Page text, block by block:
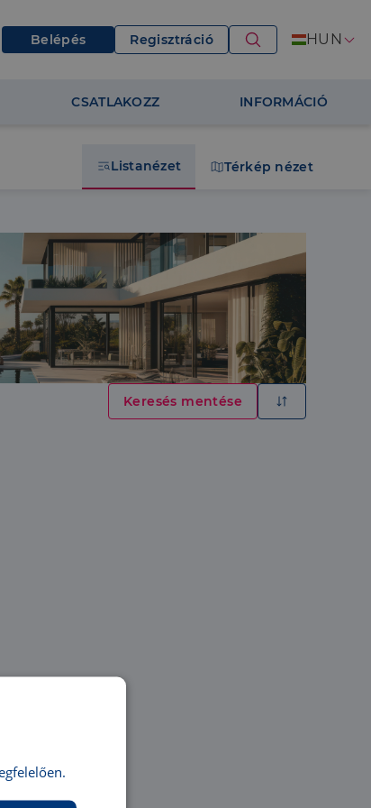
Belépés Regisztráció HUN
CSATLAKOZZ INFORMÁCIÓ
Listanézet Térkép nézet
Keresés mentése